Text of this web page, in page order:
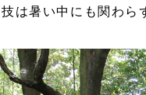
は暑い中にも関わら